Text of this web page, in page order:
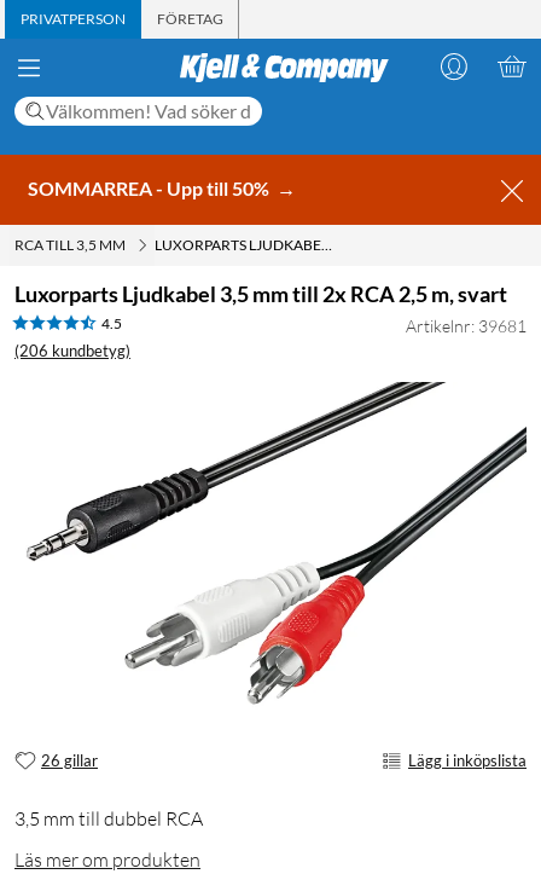
PRIVATPERSON FÖRETAG
SOMMARREA - Upp till 50% →
RCA TILL 3,5 MM LUXORPARTS LJUDKABEL 3,5 MM TILL 2X RCA 2,5 M, SVART
Luxorparts Ljudkabel 3,5 mm till 2x RCA 2,5 m, svart
4.5
(206 kundbetyg)
Artikelnr: 39681
26 gillar Lägg i inköpslista
3,5 mm till dubbel RCA
Läs mer om produkten